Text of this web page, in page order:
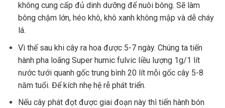
không cung cấp đủ dinh dưỡng để nuôi bông. Sẽ làm
bông chậm lớn, héo khô, khô xanh không mập và dễ cháy
lá.
Vì thế sau khi cây ra hoa được 5-7 ngày. Chúng ta tiến
hành pha loãng Super humic fulvic liều lượng 1g/1 lít
nước tưới quanh gốc trung bình 20 lít mỗi gốc cây 5-8
năm tuổi. Để kích nhẹ hệ rễ phát triển.
Nếu cây phát đọt được giai đoạn này thì tiến hành bón